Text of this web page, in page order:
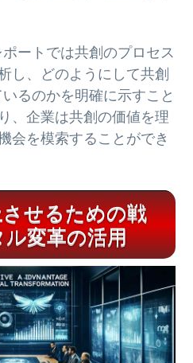
ートでは共創のプロセス
し、どのようにして共創
るのかを明確に示すこと
、企業は共創の価値を理
会を模索することができ
せるための戦
変革の活用